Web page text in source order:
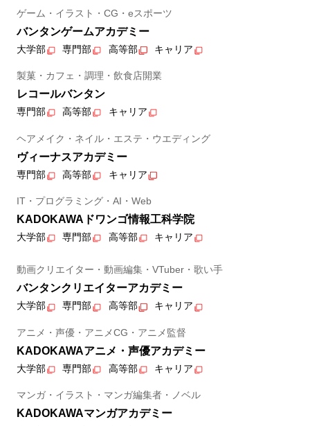
ゲーム・イラスト・CG・eスポーツ
バンタンゲームアカデミー
大学部 専門部 高等部 キャリア
製菓・カフェ・調理・飲食店開業
レコールバンタン
専門部 高等部 キャリア
ヘアメイク・ネイル・エステ・ウエディング
ヴィーナスアカデミー
専門部 高等部 キャリア
IT・プログラミング・AI・Web
KADOKAWAドワンゴ情報工科学院
大学部 専門部 高等部 キャリア
動画クリエイター・動画編集・VTuber・歌い手
バンタンクリエイターアカデミー
大学部 専門部 高等部 キャリア
アニメ・声優・アニメCG・アニメ監督
KADOKAWAアニメ・声優アカデミー
大学部 専門部 高等部 キャリア
マンガ・イラスト・マンガ編集者・ノベル
KADOKAWAマンガアカデミー